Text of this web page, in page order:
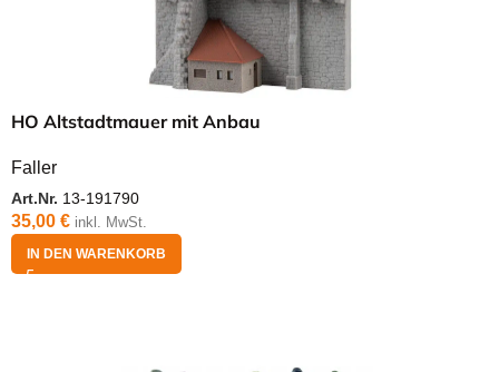
HO Altstadtmauer mit Anbau
Faller
Art.Nr. 13-191790
35,00 € inkl. MwSt.
IN DEN WARENKORB